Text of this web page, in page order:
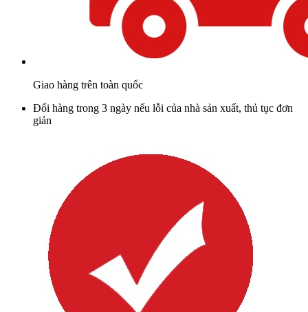
Giao hàng trên toàn quốc
Đổi hàng trong 3 ngày nếu lỗi của nhà sản xuất, thủ tục đơn
giản